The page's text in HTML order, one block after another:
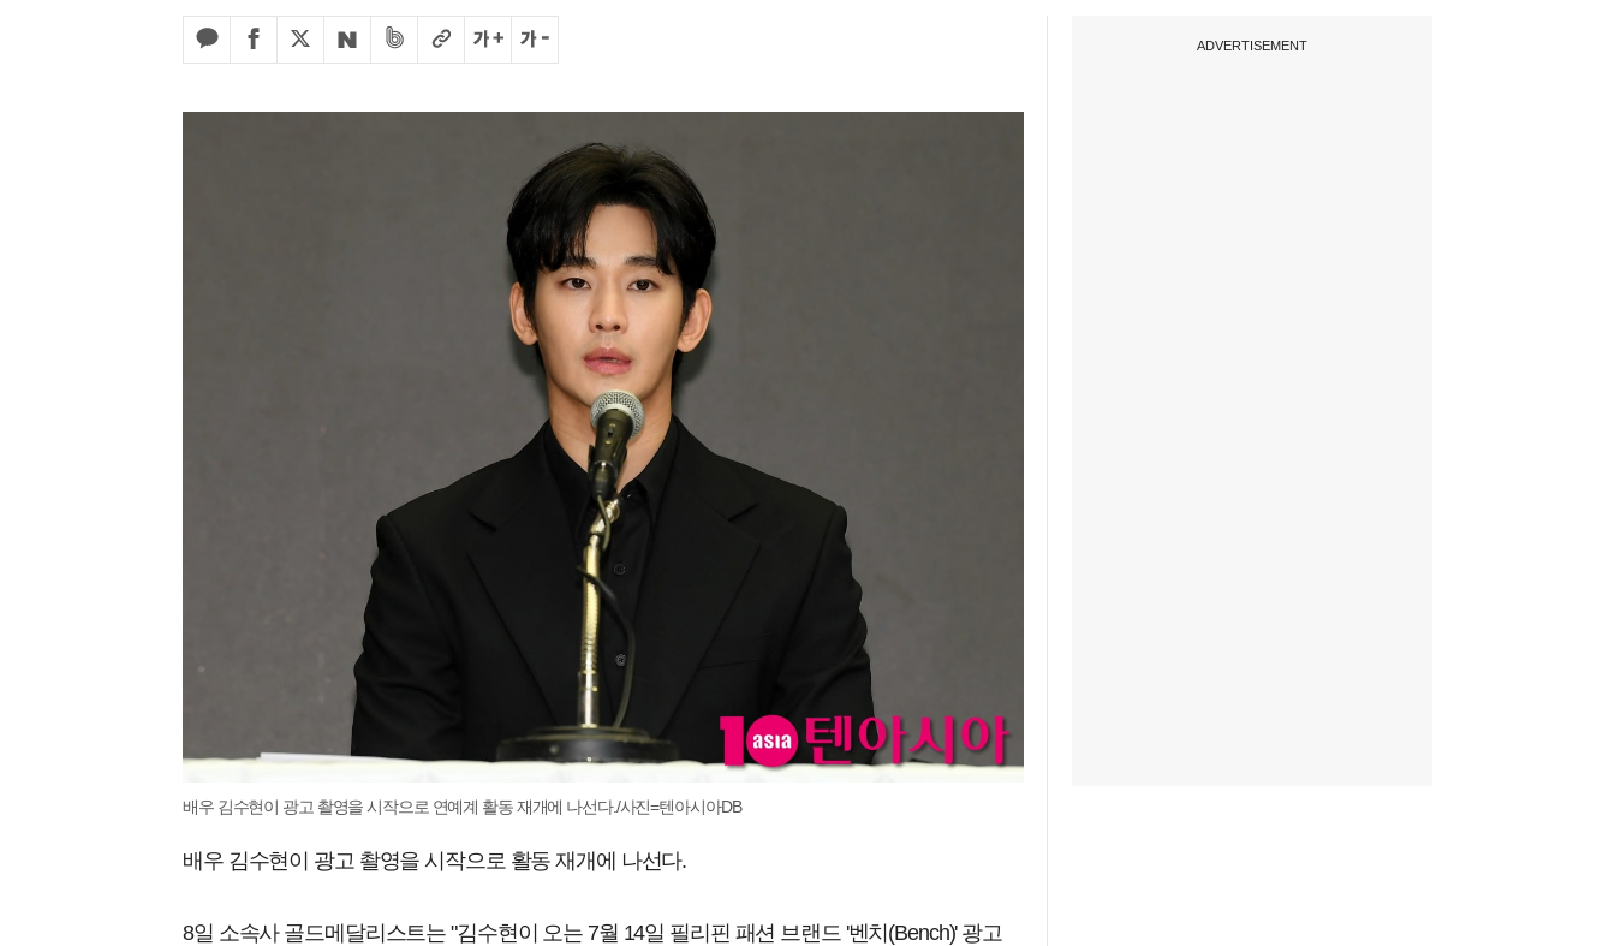
배우 김수현이 광고 촬영을 시작으로 연예계 활동 재개에 나선다./사진=텐아시아DB
배우 김수현이 광고 촬영을 시작으로 활동 재개에 나선다.
8일 소속사 골드메달리스트는 "김수현이 오는 7월 14일 필리핀 패션 브랜드 '벤치(Bench)' 광고
ADVERTISEMENT